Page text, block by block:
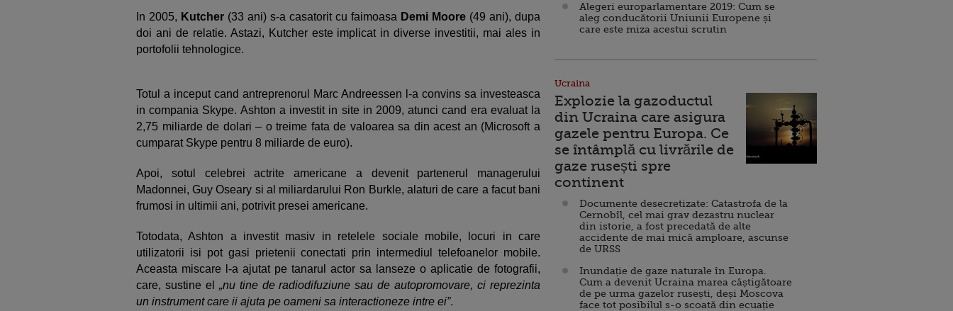
In 2005, Kutcher (33 ani) s-a casatorit cu faimoasa Demi Moore (49 ani), dupa
doi ani de relatie. Astazi, Kutcher este implicat in diverse investitii, mai ales in
portofolii tehnologice.
Totul a inceput cand antreprenorul Marc Andreessen l-a convins sa investeasca
in compania Skype. Ashton a investit in site in 2009, atunci cand era evaluat la
2,75 miliarde de dolari – o treime fata de valoarea sa din acest an (Microsoft a
cumparat Skype pentru 8 miliarde de euro).
Apoi, sotul celebrei actrite americane a devenit partenerul managerului
Madonnei, Guy Oseary si al miliardarului Ron Burkle, alaturi de care a facut bani
frumosi in ultimii ani, potrivit presei americane.
Totodata, Ashton a investit masiv in retelele sociale mobile, locuri in care
utilizatorii isi pot gasi prietenii conectati prin intermediul telefoanelor mobile.
Aceasta miscare l-a ajutat pe tanarul actor sa lanseze o aplicatie de fotografii,
care, sustine el „nu tine de radiodifuziune sau de autopromovare, ci reprezinta
un instrument care ii ajuta pe oameni sa interactioneze intre ei”.
Alegeri europarlamentare 2019: Cum se
aleg conducătorii Uniunii Europene și
care este miza acestui scrutin
Ucraina
Explozie la gazoductul
din Ucraina care asigura
gazele pentru Europa. Ce
se întâmplă cu livrările de
gaze rusești spre
continent
Documente desecretizate: Catastrofa de la
Cernobîl, cel mai grav dezastru nuclear
din istorie, a fost precedată de alte
accidente de mai mică amploare, ascunse
de URSS
Inundație de gaze naturale în Europa.
Cum a devenit Ucraina marea câștigătoare
de pe urma gazelor rusești, deși Moscova
face tot posibilul s-o scoată din ecuație